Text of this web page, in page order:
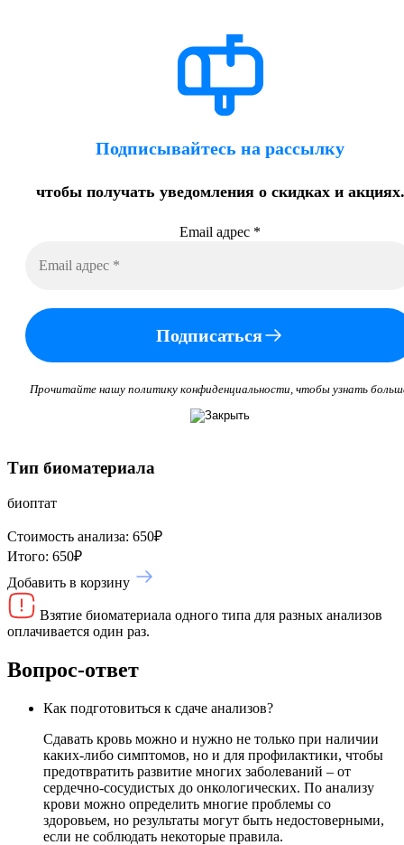
Подписывайтесь на рассылку
чтобы получать уведомления о скидках и акциях.
Email адрес *
Подписаться
Прочитайте нашу политику конфиденциальности, чтобы узнать
Тип биоматериала
биоптат
Стоимость анализа: 650₽
Итого: 650₽
Добавить в корзину
Взятие биоматериала одного типа для разных анализов
оплачивается один раз.
Вопрос-ответ
Как подготовиться к сдаче анализов?
Сдавать кровь можно и нужно не только при наличии
каких-либо симптомов, но и для профилактики, чтобы
предотвратить развитие многих заболеваний – от
сердечно-сосудистых до онкологических. По анализу
крови можно определить многие проблемы со
здоровьем, но результаты могут быть недостоверными,
если не соблюдать некоторые правила.